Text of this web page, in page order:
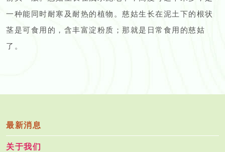
一种能同时耐寒及耐热的植物。慈姑生长在泥土下的根状
茎是可食用的，含丰富淀粉质；那就是日常食用的慈姑
了。
最新消息
关于我们